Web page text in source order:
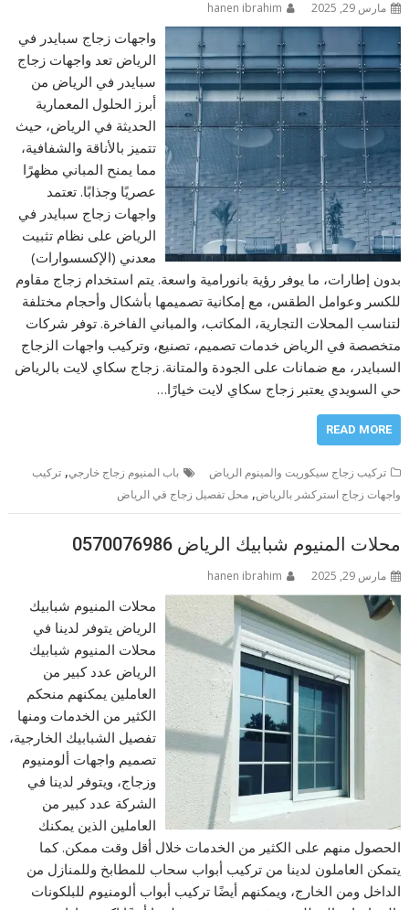
مارس 29, 2025 hanen ibrahim
واجهات زجاج سبايدر في
الرياض تعد واجهات زجاج
سبايدر في الرياض من
أبرز الحلول المعمارية
الحديثة في الرياض، حيث
تتميز بالأناقة والشفافية،
مما يمنح المباني مظهرًا
عصريًا وجذابًا. تعتمد
واجهات زجاج سبايدر في
الرياض على نظام تثبيت
معدني (الإكسسوارات)
بدون إطارات، ما يوفر رؤية بانورامية واسعة. يتم استخدام زجاج مقاوم
للكسر وعوامل الطقس، مع إمكانية تصميمها بأشكال وأحجام مختلفة
لتناسب المحلات التجارية، المكاتب، والمباني الفاخرة. توفر شركات
متخصصة في الرياض خدمات تصميم، تصنيع، وتركيب واجهات الزجاج
السبايدر، مع ضمانات على الجودة والمتانة. زجاج سكاي لايت بالرياض
حي السويدي يعتبر زجاج سكاي لايت خيارًا…
READ MORE
تركيب زجاج سيكوريت والمينوم الرياض باب المنيوم زجاج خارجي,تركيب
واجهات زجاج استركشر بالرياض,محل تفصيل زجاج في الرياض
محلات المنيوم شبابيك الرياض 0570076986
مارس 29, 2025 hanen ibrahim
محلات المنيوم شبابيك
الرياض يتوفر لدينا في
محلات المنيوم شبابيك
الرياض عدد كبير من
العاملين يمكنهم منحكم
الكثير من الخدمات ومنها
تفصيل الشبابيك الخارجية،
تصميم واجهات ألومنيوم
وزجاج، ويتوفر لدينا في
الشركة عدد كبير من
العاملين الذين يمكنك
الحصول منهم على الكثير من الخدمات خلال أقل وقت ممكن. كما
يتمكن العاملون لدينا من تركيب أبواب سحاب للمطابخ وللمنازل من
الداخل ومن الخارج، ويمكنهم أيضًا تركيب أبواب ألومنيوم للبلكونات